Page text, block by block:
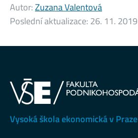
Autor:Zuzana Valentová
Poslední aktualizace: 26. 11. 2019
Vysoká škola ekonomická v Praze